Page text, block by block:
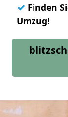
✓ Finden
Umzug!